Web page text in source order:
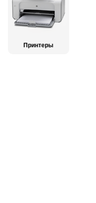
Принтеры